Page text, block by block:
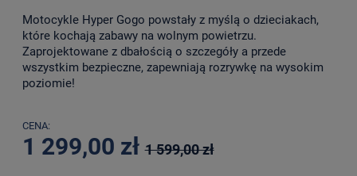
Motocykle Hyper Gogo powstały z myślą o dzieciakach,
które kochają zabawy na wolnym powietrzu.
Zaprojektowane z dbałością o szczegóły a przede
wszystkim bezpieczne, zapewniają rozrywkę na wysokim
poziomie!
CENA:
1 299,00 zł 1 599,00 zł